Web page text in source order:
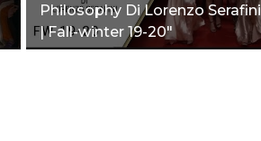
Philosophy Di Lorenzo Serafini
| Fall-winter 19-20"